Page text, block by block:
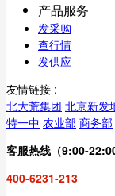
产品服务
发采购
查行情
发供应
友情链接 :
北大荒集团 北京新发
特一中 农业部 商务部
客服热线（9:00-22:00
400-6231-213